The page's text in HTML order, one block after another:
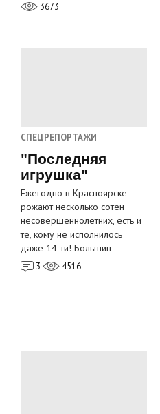
3673
СПЕЦРЕПОРТАЖИ
"Последняя
игрушка"
Ежегодно в Красноярске
рожают несколько сотен
несовершеннолетних, есть и
те, кому не исполнилось
даже 14-ти! Большин
3 4516